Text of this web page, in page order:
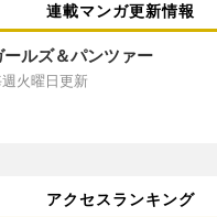
連載マンガ更新情報
ールズ＆パンツァー
火曜日更新
アクセスランキング